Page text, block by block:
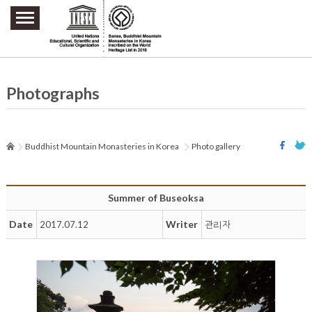
주요메뉴 바로가기
본문 바로가기
하단메뉴 바로가기
Photographs
Buddhist Mountain Monasteries in Korea Photo gallery
Summer of Buseoksa
Date 2017.07.12 Writer 관리자